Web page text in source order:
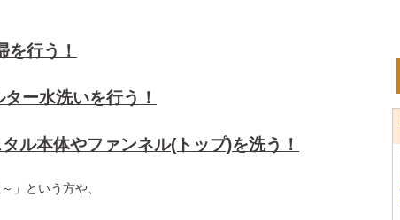
を行う！
ー水洗いを行う！
ル本体やファンネル(トップ)を洗う！
」という方や、